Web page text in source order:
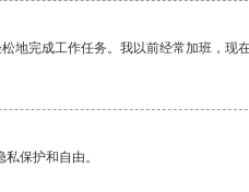
地完成工作任务。我以前经常加班，现
保护和自由。